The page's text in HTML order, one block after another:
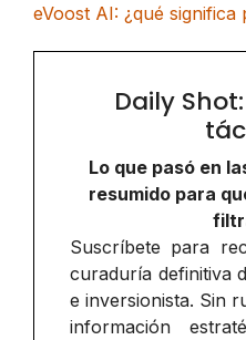
eVoost AI: ¿qué significa
Daily
Lo que pasó en
resumido para
Suscríbete para
curaduría definitiva
e inversionista. Sin
información